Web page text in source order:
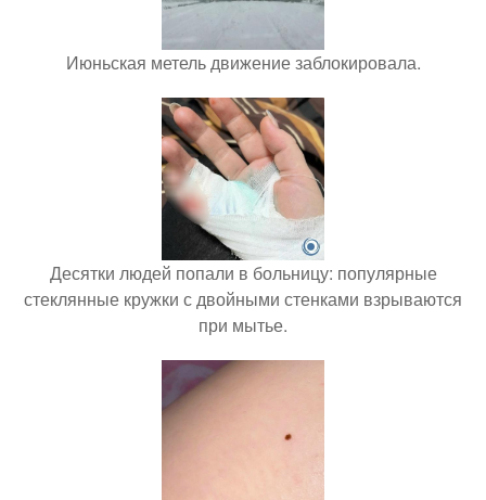
Июньская метель движение заблокировала.
Десятки людей попали в больницу: популярные
стеклянные кружки с двойными стенками взрываются
при мытье.